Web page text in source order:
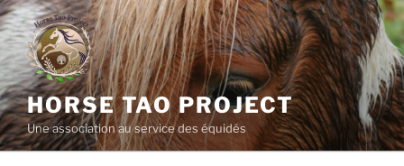
Aller
au
contenu
principal
HORSE TAO PROJECT
Une association au service des équidés